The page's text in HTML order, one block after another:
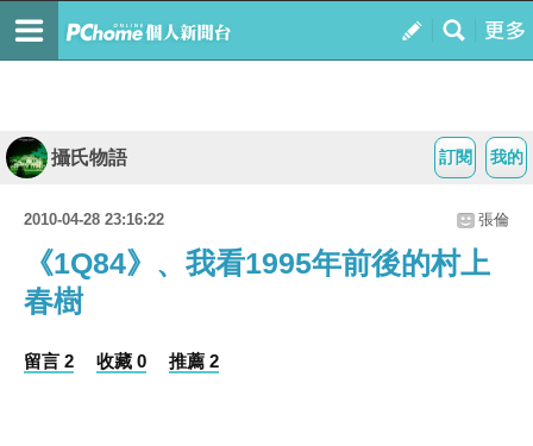
我的
訂閱
攝氏物語
2010-04-28 23:16:22 張倫
《1Q84》、我看1995年前後的村上
春樹
留言 2 收藏 0 推薦 2